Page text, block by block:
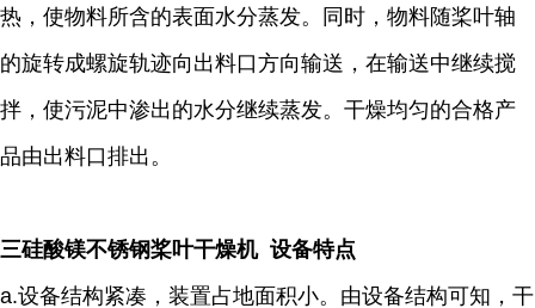
热，使物料所含的表面水分蒸发。同时，物料随桨叶轴
的旋转成螺旋轨迹向出料口方向输送，在输送中继续搅
拌，使污泥中渗出的水分继续蒸发。干燥均匀的合格产
品由出料口排出。
三硅酸镁不锈钢桨叶干燥机 设备特点
a.设备结构紧凑，装置占地面积小。由设备结构可知，干